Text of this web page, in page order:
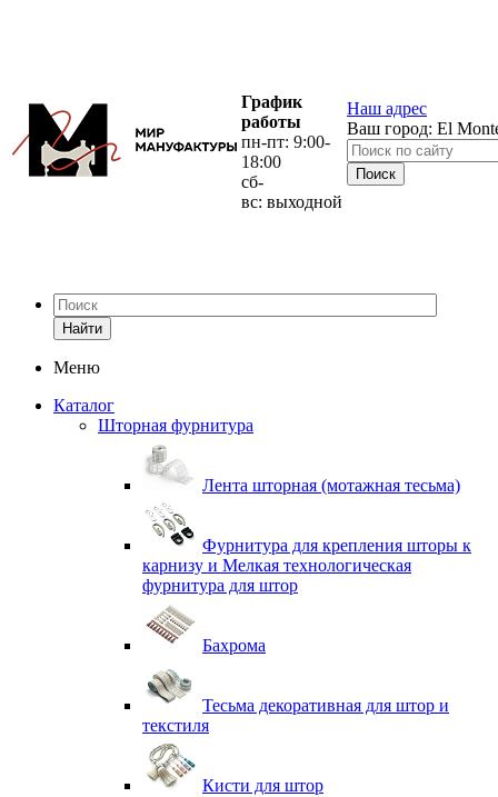
График
работы
пн-пт: 9:00-
18:00
сб-
вс: выходной
Наш адрес
Ваш город: El
Найти
Меню
Каталог
Шторная фурнитура
Лента шторная (мотажная тесьма)
Фурнитура для крепления шторы к
карнизу и Мелкая технологическая
фурнитура для штор
Бахрома
Тесьма декоративная для штор и
текстиля
Кисти для штор